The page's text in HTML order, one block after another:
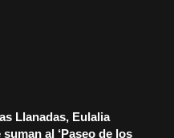
Llanadas, Eulalia
al ‘Paseo de los